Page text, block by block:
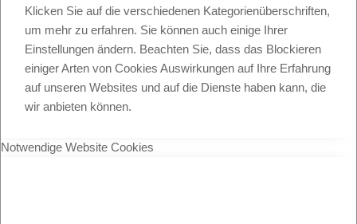
Klicken Sie auf die verschiedenen Kategorienüberschriften,
um mehr zu erfahren. Sie können auch einige Ihrer
Einstellungen ändern. Beachten Sie, dass das Blockieren
einiger Arten von Cookies Auswirkungen auf Ihre Erfahrung
auf unseren Websites und auf die Dienste haben kann, die
wir anbieten können.
Notwendige Website Cookies